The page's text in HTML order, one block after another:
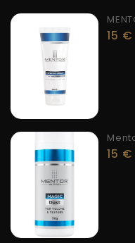
15 €
15 €